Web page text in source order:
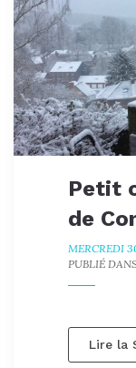
Petit
de
MERCREDI
PUBLIÉ
Lire la